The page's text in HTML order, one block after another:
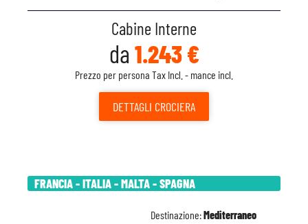
Cabine Interne
da 1.243 €
Prezzo per persona Tax Incl. - mance incl.
DETTAGLI CROCIERA
FRANCIA - ITALIA - MALTA - SPAGNA
Destinazione:Mediterraneo